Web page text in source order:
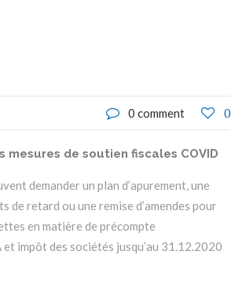
0 comment 0
mesures de soutien fiscales COVID
demander un plan d’apurement, une
de retard ou une remise d’amendes pour
en matière de précompte
impôt des sociétés jusqu’au 31.12.2020